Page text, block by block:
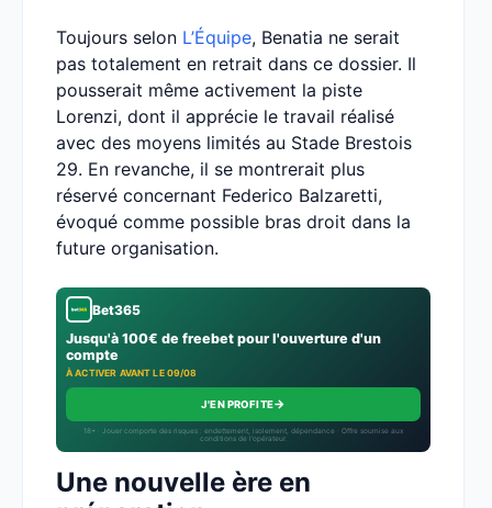
Toujours selon L’Équipe, Benatia ne serait
pas totalement en retrait dans ce dossier. Il
pousserait même activement la piste
Lorenzi, dont il apprécie le travail réalisé
avec des moyens limités au Stade Brestois
29. En revanche, il se montrerait plus
réservé concernant Federico Balzaretti,
évoqué comme possible bras droit dans la
future organisation.
Bet365
Jusqu'à 100€ de freebet pour l'ouverture d'un
compte
À ACTIVER AVANT LE 09/08
J'EN PROFITE→
18+ · Jouer comporte des risques : endettement, isolement, dépendance · Offre soumise aux
conditions de l’opérateur.
Une nouvelle ère en